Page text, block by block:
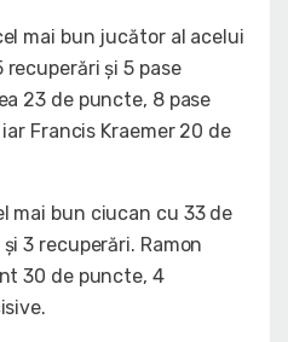
mai bun jucător al acelui
și 5 pase
23 de puncte, 8 pase
Francis Kraemer 20 de
mai bun ciucan cu 33 de
3 recuperări. Ramon
30 de puncte, 4